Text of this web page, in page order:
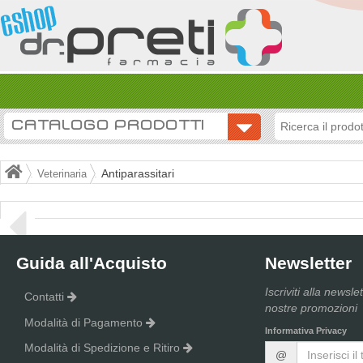
CATALOGO PRODOTTI
Veterinaria Antiparassitari
Guida all'Acquisto
Contatti
Modalità di Pagamento
Modalità di Spedizione e Ritiro
Newsletter
Iscriviti alla
nostre promozioni
Informativa Privacy
@